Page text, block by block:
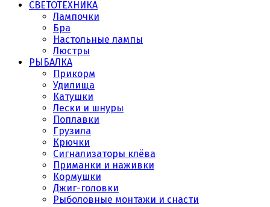
СВЕТОТЕХНИКА
Лампочки
Бра
Настольные лампы
Люстры
РЫБАЛКА
Прикорм
Удилища
Катушки
Лески и шнуры
Поплавки
Грузила
Крючки
Сигнализаторы клёва
Приманки и наживки
Кормушки
Джиг-головки
Рыболовные монтажи и снасти